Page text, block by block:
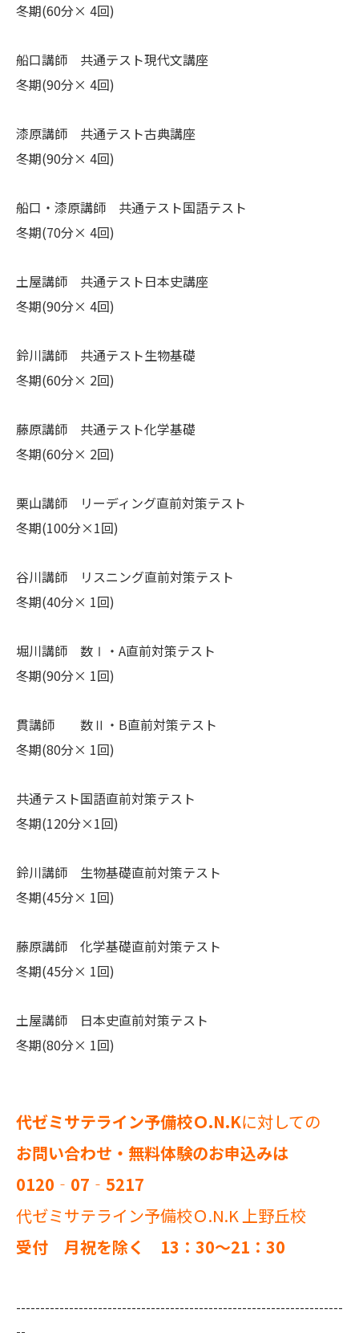
冬期(60分× 4回)
船口講師 共通テスト現代文講座
冬期(90分× 4回)
漆原講師 共通テスト古典講座
冬期(90分× 4回)
船口・漆原講師 共通テスト国語テスト
冬期(70分× 4回)
土屋講師 共通テスト日本史講座
冬期(90分× 4回)
鈴川講師 共通テスト生物基礎
冬期(60分× 2回)
藤原講師 共通テスト化学基礎
冬期(60分× 2回)
栗山講師 リーディング直前対策テスト
冬期(100分×1回)
谷川講師 リスニング直前対策テスト
冬期(40分× 1回)
堀川講師 数Ⅰ・A直前対策テスト
冬期(90分× 1回)
貫講師 数Ⅱ・B直前対策テスト
冬期(80分× 1回)
共通テスト国語直前対策テスト
冬期(120分×1回)
鈴川講師 生物基礎直前対策テスト
冬期(45分× 1回)
藤原講師 化学基礎直前対策テスト
冬期(45分× 1回)
土屋講師 日本史直前対策テスト
冬期(80分× 1回)
代ゼミサテライン予備校Ｏ.N.Kに対しての
お問い合わせ・無料体験のお申込みは
0120‐07‐5217
代ゼミサテライン予備校Ｏ.N.K 上野丘校
受付 月祝を除く 13：30～21：30
--------------------------------------------------------------------